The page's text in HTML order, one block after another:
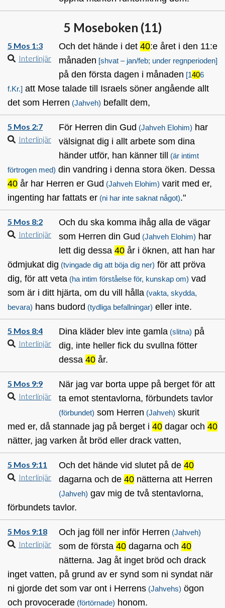
5 Moseboken (11)
5 Mos 1:3
Interlinjär
Och det hände i det 40:e året i den 11:e
månaden [shvat – jan/feb; under regnperioden]
på den första dagen i månaden [1406
f.Kr.] att Mose talade till Israels söner angående allt
det som Herren (Jahveh) befallt dem,
5 Mos 2:7
Interlinjär
För Herren din Gud (Jahveh Elohim) har
välsignat dig i allt arbete som dina
händer utför, han känner till (är intimt
förtrogen med) din vandring i denna stora öken. Dessa
40 år har Herren er Gud (Jahveh Elohim) varit med er,
ingenting har fattats er (ni har inte saknat något)."
5 Mos 8:2
Interlinjär
Och du ska komma ihåg alla de vägar
som Herren din Gud (Jahveh Elohim) har
lett dig dessa 40 år i öknen, att han har
ödmjukat dig (tvingade dig att böja dig ner) för att pröva
dig, för att veta (ha intim förståelse för, kunskap om) vad
som är i ditt hjärta, om du vill hålla (vakta, skydda,
bevara) hans budord (tydliga befallningar) eller inte.
5 Mos 8:4
Interlinjär
Dina kläder blev inte gamla (slitna) på
dig, inte heller fick du svullna fötter
dessa 40 år.
5 Mos 9:9
Interlinjär
När jag var borta uppe på berget för att
ta emot stentavlorna, förbundets tavlor
(förbundet) som Herren (Jahveh) skurit
med er, då stannade jag på berget i 40 dagar och 40
nätter, jag varken åt bröd eller drack vatten,
5 Mos 9:11
Interlinjär
Och det hände vid slutet på de 40
dagarna och de 40 nätterna att Herren
(Jahveh) gav mig de två stentavlorna,
förbundets tavlor.
5 Mos 9:18
Interlinjär
Och jag föll ner inför Herren (Jahveh)
som de första 40 dagarna och 40
nätterna. Jag åt inget bröd och drack
inget vatten, på grund av er synd som ni syndat när
ni gjorde det som var ont i Herrens (Jahvehs) ögon
och provocerade (förtörnade) honom.